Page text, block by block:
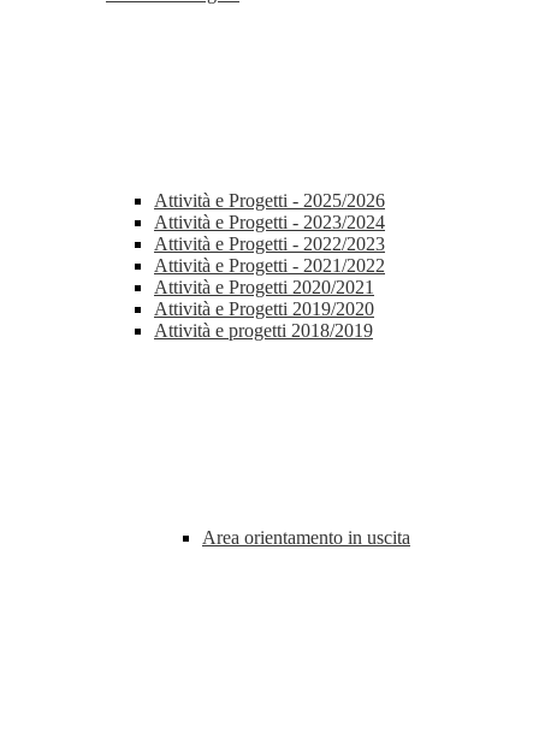
Attività e Progetti - 2025/2026
Attività e Progetti - 2023/2024
Attività e Progetti - 2022/2023
Attività e Progetti - 2021/2022
Attività e Progetti 2020/2021
Attività e Progetti 2019/2020
Attività e progetti 2018/2019
Area orientamento in uscita